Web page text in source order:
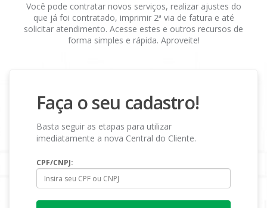
Você pode contratar novos serviços, realizar ajustes do
que já foi contratado, imprimir 2ª via de fatura e até
solicitar atendimento. Acesse estes e outros recursos de
forma simples e rápida. Aproveite!
Faça o seu cadastro!
Basta seguir as etapas para utilizar
imediatamente a nova Central do Cliente.
CPF/CNPJ: